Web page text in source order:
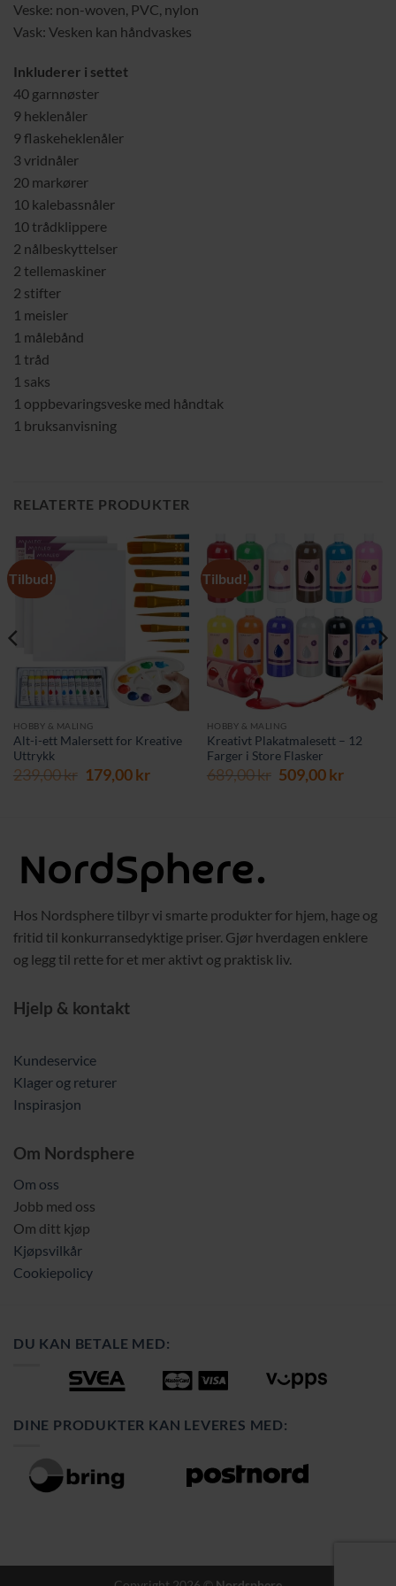
Veske: non-woven, PVC, nylon
Vask: Vesken kan håndvaskes
Inkluderer i settet
40 garnnøster
9 heklenåler
9 flaskeheklenåler
3 vridnåler
20 markører
10 kalebassnåler
10 trådklippere
2 nålbeskyttelser
2 tellemaskiner
2 stifter
1 meisler
1 målebånd
1 tråd
1 saks
1 oppbevaringsveske med håndtak
1 bruksanvisning
RELATERTE PRODUKTER
Tilbud!
HOBBY & MALING
Alt-i-ett Malersett for Kreative
Uttrykk
239,00kr Opprinnelig
179,00krNåværende
Tilbud!
HOBBY & MALING
Kreativt Plakatmalesett – 12
Farger i Store Flasker
689,00kr Opprinnelig
509,00kr
Hos Nordsphere tilbyr vi smarte produkter for hjem, hage og
fritid til konkurransedyktige priser. Gjør hverdagen enklere
og legg til rette for et mer aktivt og praktisk liv.
Hjelp & kontakt
Kundeservice
Klager og returer
Inspirasjon
Om Nordsphere
Om oss
Jobb med oss
Om ditt kjøp
Kjøpsvilkår
Cookiepolicy
DU KAN BETALE MED:
DINE PRODUKTER KAN LEVERES MED: